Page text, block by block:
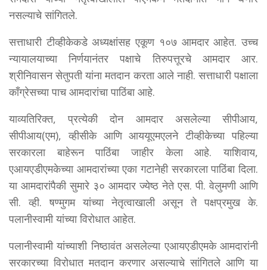
नसल्याचे सांगितले.
सत्ताधारी टीव्हीकेकडे अध्यक्षांसह एकूण १०७ आमदार आहेत. उच्च
न्यायालयाच्या निर्णयानंतर पक्षाचे तिरुपत्तूरचे आमदार आर.
श्रीनिवासन सेतुपती यांना मतदान करता आले नाही. सत्ताधारी पक्षाला
काँग्रेसच्या पाच आमदारांचा पाठिंबा आहे.
याव्यतिरिक्त, प्रत्येकी दोन आमदार असलेल्या सीपीआय,
सीपीआय(एम), व्हीसीके आणि आययूएमएलने टीव्हीकेच्या पहिल्या
सरकारला बाहेरून पाठिंबा जाहीर केला आहे. याशिवाय,
एआयएडीएमकेच्या आमदारांच्या एका गटानेही सरकारला पाठिंबा दिला.
या आमदारांपैकी सुमारे ३० आमदार ज्येष्ठ नेते एस. पी. वेलुमणी आणि
सी. व्ही. षण्मुगम यांच्या नेतृत्वाखाली असून ते पक्षप्रमुख के.
पलानीस्वामी यांच्या विरोधात आहेत.
पलानीस्वामी यांच्याशी निष्ठावंत असलेल्या एआयएडीएमके आमदारांनी
सरकारच्या विरोधात मतदान करणार असल्याचे सांगितले आणि या